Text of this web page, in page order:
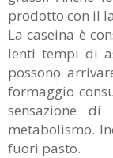
prodotto con il
La caseina è
lenti tempi di
possono
formaggio
sensazione
metabolismo.
fuori pasto.